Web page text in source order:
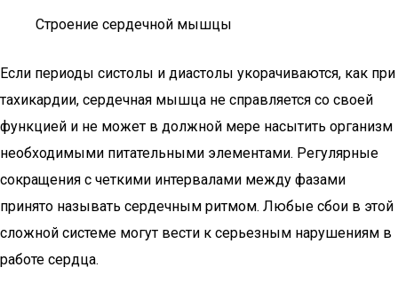
Строение сердечной мышцы
Если периоды систолы и диастолы укорачиваются, как при
тахикардии, сердечная мышца не справляется со своей
функцией и не может в должной мере насытить организм
необходимыми питательными элементами. Регулярные
сокращения с четкими интервалами между фазами
принято называть сердечным ритмом. Любые сбои в этой
сложной системе могут вести к серьезным нарушениям в
работе сердца.